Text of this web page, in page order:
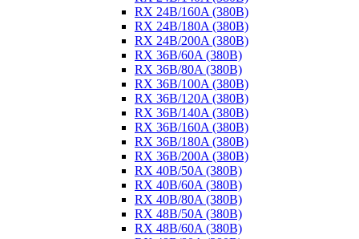
RX 24B/160A (380B)
RX 24B/180A (380B)
RX 24B/200A (380B)
RX 36B/60A (380B)
RX 36B/80A (380B)
RX 36B/100A (380B)
RX 36B/120A (380B)
RX 36B/140A (380B)
RX 36B/160A (380B)
RX 36B/180A (380B)
RX 36B/200A (380B)
RX 40B/50A (380B)
RX 40B/60A (380B)
RX 40B/80A (380B)
RX 48B/50A (380B)
RX 48B/60A (380B)